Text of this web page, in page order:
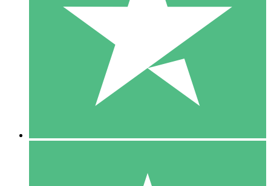
Zahlen Sie nach Bedarf mit Download-Credits. Keine
monatliche Verpflichtung erforderlich.
10 00
10 Downloads